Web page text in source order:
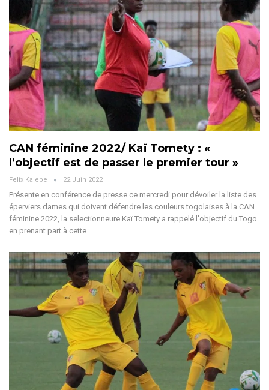
CAN féminine 2022/ Kaï Tomety : «
l’objectif est de passer le premier tour »
Felix Kalepe 22 Juin 2022
Présente en conférence de presse ce mercredi pour dévoiler la liste des
éperviers dames qui doivent défendre les couleurs togolaises à la CAN
féminine 2022, la selectionneure Kaï Tomety a rappelé l'objectif du Togo
en prenant part à cette…